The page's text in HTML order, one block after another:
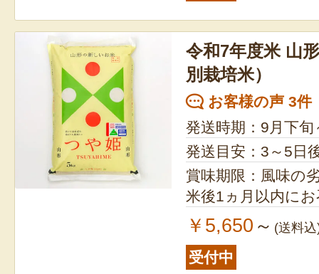
令和7年度米 山
別栽培米）
お客様の声 3件
発送時期：9月下旬
発送目安：3～5日
賞味期限：風味の
米後1ヵ月以内に
￥5,650 ～ (送料
受付中